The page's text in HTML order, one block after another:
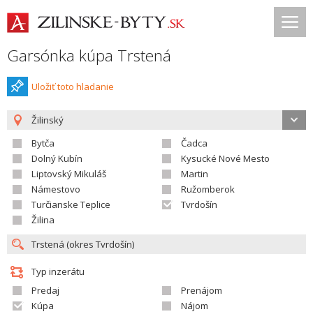
Garsónka kúpa Trstená
Uložiť toto hladanie
Žilinský
Bytča
Čadca
Dolný Kubín
Kysucké Nové Mesto
Liptovský Mikuláš
Martin
Námestovo
Ružomberok
Turčianske Teplice
Tvrdošín
Žilina
Typ inzerátu
Predaj
Prenájom
Kúpa
Nájom